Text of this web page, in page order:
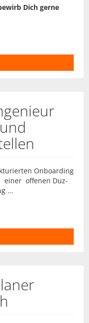
Dich gerne
Onboarding
einer offenen Duz-
...